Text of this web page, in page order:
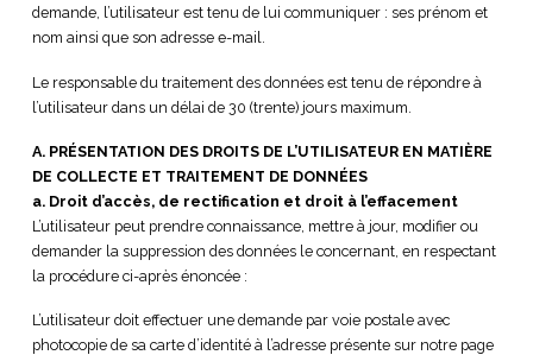
demande, l’utilisateur est tenu de lui communiquer : ses prénom et
nom ainsi que son adresse e-mail.
Le responsable du traitement des données est tenu de répondre à
l’utilisateur dans un délai de 30 (trente) jours maximum.
A. PRÉSENTATION DES DROITS DE L’UTILISATEUR EN MATIÈRE
DE COLLECTE ET TRAITEMENT DE DONNÉES
a. Droit d’accès, de rectification et droit à l’effacement
L’utilisateur peut prendre connaissance, mettre à jour, modifier ou
demander la suppression des données le concernant, en respectant
la procédure ci-après énoncée :
L’utilisateur doit effectuer une demande par voie postale avec
photocopie de sa carte d’identité à l’adresse présente sur notre page